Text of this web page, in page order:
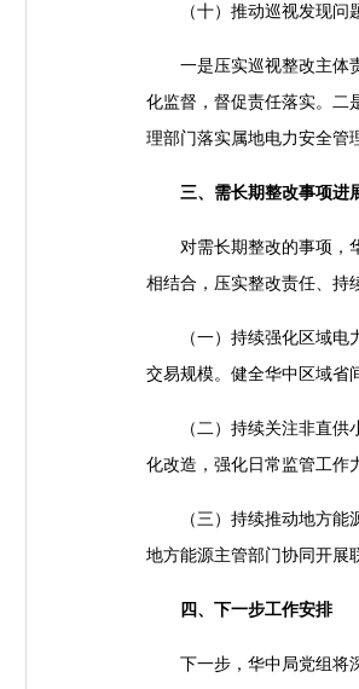
（十）推动巡视发现问
一是压实巡视整改主体
化监督，督促责任落实。二
理部门落实属地电力安全管
三、需长期整改事项进
对需长期整改的事项，
相结合，压实整改责任、持
（一）持续强化区域
交易规模。健全华中区域省
（二）持续关注非直
化改造，强化日常监管工作
（三）持续推动地方
地方能源主管部门协同开展
四、下一步工作安排
下一步，华中局党组将